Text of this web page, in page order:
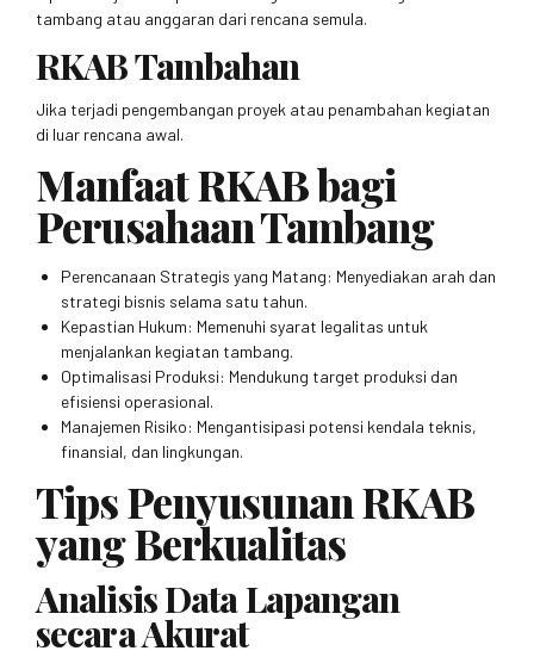
tambang atau anggaran dari rencana semula.
RKAB Tambahan
Jika terjadi pengembangan proyek atau penambahan kegiatan
di luar rencana awal.
Manfaat RKAB bagi
Perusahaan Tambang
Perencanaan Strategis yang Matang: Menyediakan arah dan
strategi bisnis selama satu tahun.
Kepastian Hukum: Memenuhi syarat legalitas untuk
menjalankan kegiatan tambang.
Optimalisasi Produksi: Mendukung target produksi dan
efisiensi operasional.
Manajemen Risiko: Mengantisipasi potensi kendala teknis,
finansial, dan lingkungan.
Tips Penyusunan RKAB
yang Berkualitas
Analisis Data Lapangan
secara Akurat